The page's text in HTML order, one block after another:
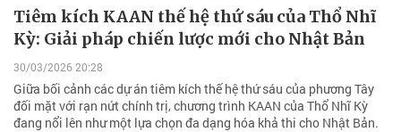
Tiêm kích KAAN thế hệ thứ sáu của Thổ Nhĩ
Kỳ: Giải pháp chiến lược mới cho Nhật Bản
30/03/2026 20:28
Giữa bối cảnh các dự án tiêm kích thế hệ thứ sáu của phương Tây
đối mặt với rạn nứt chính trị, chương trình KAAN của Thổ Nhĩ Kỳ
đang nổi lên như một lựa chọn đa dạng hóa khả thi cho Nhật Bản.